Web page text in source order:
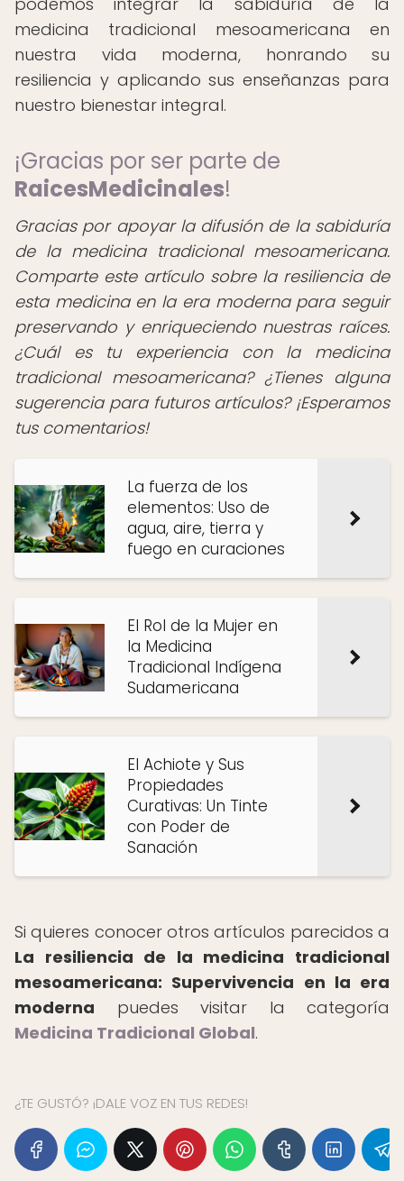
medicina tradicional mesoamericana en
nuestra vida moderna, honrando su
resiliencia y aplicando sus enseñanzas para
nuestro bienestar integral.
¡Gracias por ser parte de
RaicesMedicinales!
Gracias por apoyar la difusión de la sabiduría
de la medicina tradicional mesoamericana.
Comparte este artículo sobre la resiliencia de
esta medicina en la era moderna para seguir
preservando y enriqueciendo nuestras raíces.
¿Cuál es tu experiencia con la medicina
tradicional mesoamericana? ¿Tienes alguna
sugerencia para futuros artículos?¡Esperamos
tus comentarios!
La fuerza de los
elementos: Uso de
agua, aire, tierra y
fuego en curaciones
El Rol de la Mujer en
la Medicina
Tradicional Indígena
Sudamericana
El Achiote y Sus
Propiedades
Curativas: Un Tinte
con Poder de
Sanación
Si quieres conocer otros artículos parecidos a
La resiliencia de la medicina tradicional
mesoamericana: Supervivencia en la era
moderna puedes visitar la categoría
Medicina Tradicional Global.
¿TE GUSTÓ? ¡DALE VOZ EN TUS REDES!